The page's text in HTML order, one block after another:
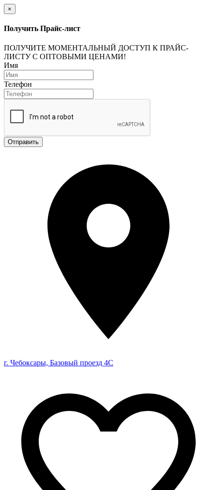
×
Получить Прайс-лист
ПОЛУЧИТЕ МОМЕНТАЛЬНЫЙ ДОСТУП К ПРАЙС-
ЛИСТУ С ОПТОВЫМИ ЦЕНАМИ!
Имя
Телефон
Отправить
г. Чебоксары, Базовый проезд 4С